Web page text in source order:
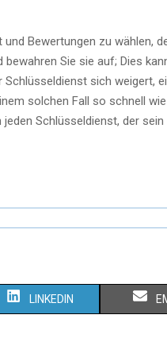
Bewertungen zu wählen,
Sie sie auf; Dies
sich weigert,
solchen Fall so schnell wie
Schlüsseldienst, der sein
LINKEDIN